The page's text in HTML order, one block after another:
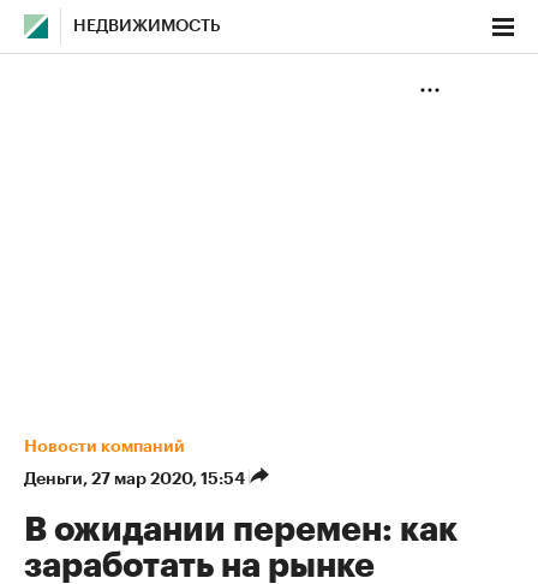
НЕДВИЖИМОСТЬ
Новости компаний
Деньги⁠, 27 мар 2020, 15:54
В ожидании перемен: как
заработать на рынке